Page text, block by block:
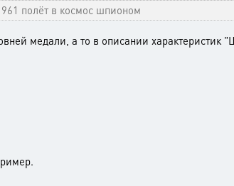
полёт в космос шпионом
медали, а то в описании